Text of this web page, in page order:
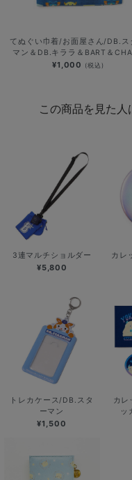
てぬぐい巾着/お面屋さん/DB.ス
マン＆DB.キララ＆BART＆
¥1,000 (税込)
この商品を見た
3連マルチショルダー
¥5,800
カレ
トレカケース/DB.スタ
ーマン
¥1,500
カレ
ッ